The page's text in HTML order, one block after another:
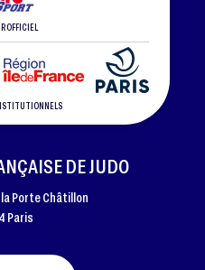
OFFICIEL
DE JUDO
Porte Châtillon
Paris